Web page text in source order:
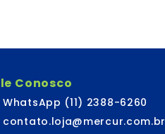
Conosco
WhatsApp (11) 2388-6260
contato.loja@mercur.com.br